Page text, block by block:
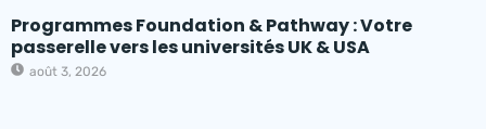
Programmes Foundation & Pathway : Votre
passerelle vers les universités UK & USA
août 3, 2026